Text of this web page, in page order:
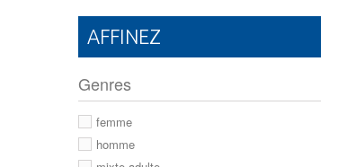
AFFINEZ
Genres
femme
homme